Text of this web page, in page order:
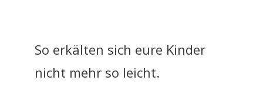
So erkälten sich eure Kinder
nicht mehr so leicht.